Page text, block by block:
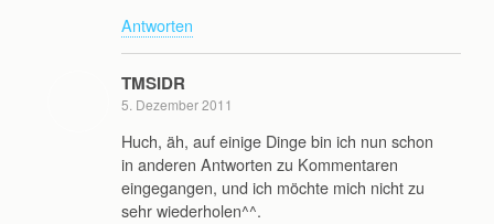
Antworten
TMSIDR
5. Dezember 2011
Huch, äh, auf einige Dinge bin ich nun schon
in anderen Antworten zu Kommentaren
eingegangen, und ich möchte mich nicht zu
sehr wiederholen^^.